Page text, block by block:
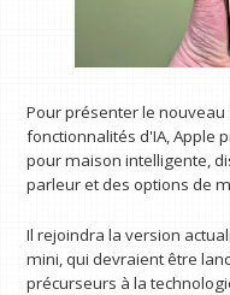
Pour présenter le
fonctionnalités d'IA, Apple
pour maison intelligente,
parleur et des options de
Il rejoindra la version
mini, qui devraient être
précurseurs à la